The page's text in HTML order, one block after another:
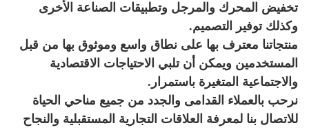
تخفيض المحرك والمرجل وتطبيقات الصناعة الأخرى
وكذلك توفير التصميم.
منتجاتنا معترف بها على نطاق واسع وموثوق بها من قبل
المستخدمين ويمكن أن تلبي الاحتياجات الاقتصادية
والاجتماعية المتغيرة باستمرار.
نرحب بالعملاء القدامى والجدد من جميع مناحي الحياة
للاتصال بنا لمعرفة العلاقات التجارية المستقبلية والنجاح